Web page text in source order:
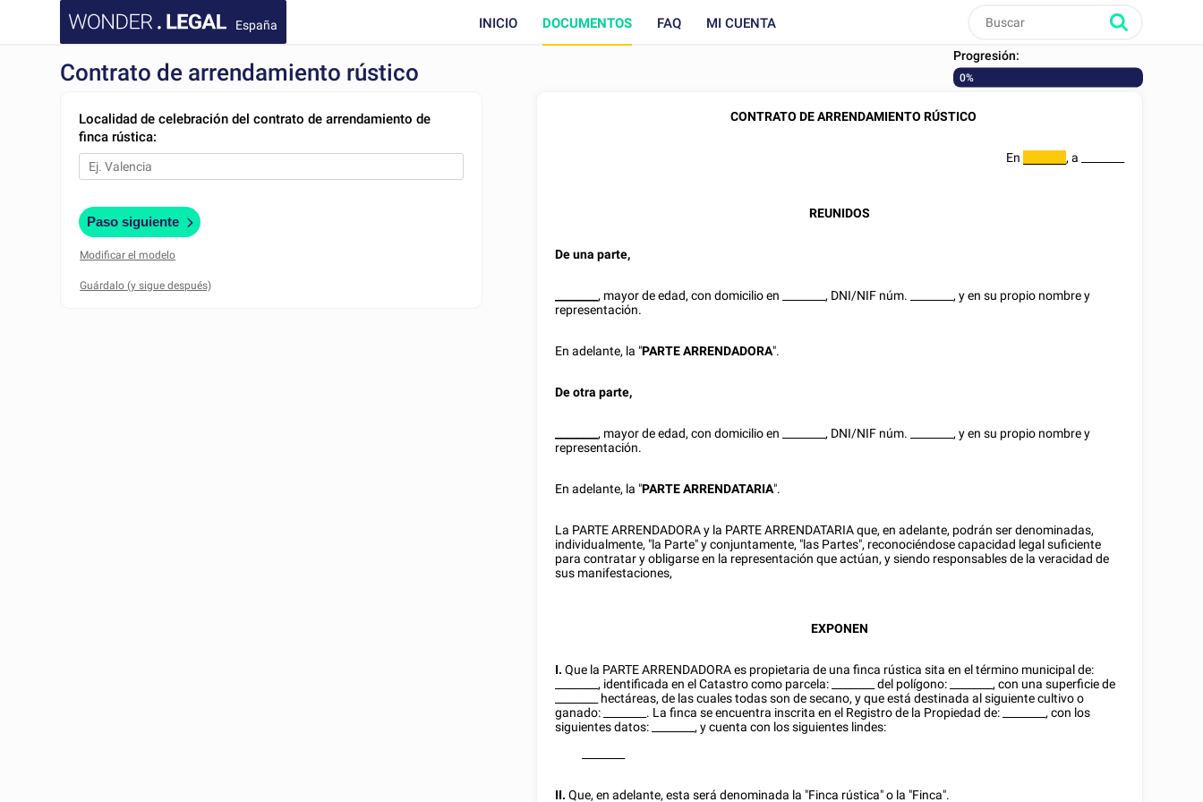
España INICIO DOCUMENTOS FAQ MI CUENTA
Contrato de arrendamiento rústico
Progresión:
0%
Localidad de celebración del contrato de arrendamiento de
finca rústica:
Paso siguiente
Modificar el modelo
CONTRATO DE ARRENDAMIENTO RÚSTICO
En , a
REUNIDOS
De una parte,
, mayor de edad, con domicilio en , DNI/NIF núm.
, y en su propio nombre y
representación.
En adelante, la "PARTE ARRENDADORA".
De otra parte,
, mayor de edad, con domicilio en , DNI/NIF núm.
, y en su propio nombre y
representación.
En adelante, la "PARTE ARRENDATARIA".
La PARTE ARRENDADORA y la PARTE ARRENDATARIA que, en adelante, podrán ser denominadas,
individualmente, "la Parte" y conjuntamente, "las Partes", reconociéndose capacidad legal suficiente
para contratar y obligarse en la representación que actúan, y siendo responsables de la veracidad de
sus manifestaciones,
EXPONEN
I.Que la PARTE ARRENDADORA es propietaria de una finca rústica sita en el término municipal de:
, identificada en el Catastro como parcela: del polígono:
, con una superficie de
hectáreas, de las cuales todas son de secano, y que está destinada al siguiente cultivo o
ganado:
. La finca se encuentra inscrita en el Registro de la Propiedad de:
, con los
siguientes datos:
, y cuenta con los siguientes lindes:
II.Que, en adelante, esta será denominada la "Finca rústica" o la "Finca".